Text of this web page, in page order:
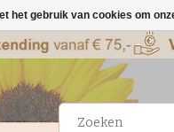
het gebruik van cookies om